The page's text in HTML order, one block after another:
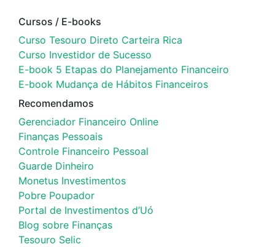
Cursos / E-books
Curso Tesouro Direto Carteira Rica
Curso Investidor de Sucesso
E-book 5 Etapas do Planejamento Financeiro
E-book Mudança de Hábitos Financeiros
Recomendamos
Gerenciador Financeiro Online
Finanças Pessoais
Controle Financeiro Pessoal
Guarde Dinheiro
Monetus Investimentos
Pobre Poupador
Portal de Investimentos d’Uó
Blog sobre Finanças
Tesouro Selic